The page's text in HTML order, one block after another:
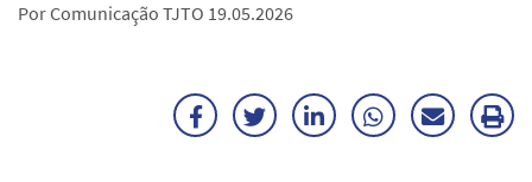
Por Comunicação TJTO 19.05.2026
FacebookTwitterLinkedInWhatsApp
Enviar